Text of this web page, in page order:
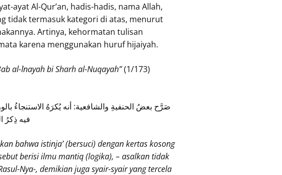
ayat Al-Qur’an, hadis-hadis, nama Allah,
tidak termasuk kategori di atas, menurut
Artinya, kehormatan tulisan
karena menggunakan huruf hijaiyah.
al-`Inayah bi Sharh al-Nuqayah”(1/173)
صَرَّح بعضُ الحنفيةِ والشافعية: أنه يُكرَهُ الاستنجاءُ
فيه ذِكرُ
bahwa istinja’ (bersuci) dengan kertas kosong
berisi ilmu mantiq (logika), – asalkan tidak
Nya-, demikian juga syair-syair yang tercela